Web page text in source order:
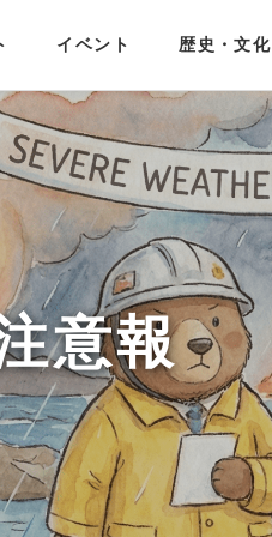
イベント 歴史・文化
意報